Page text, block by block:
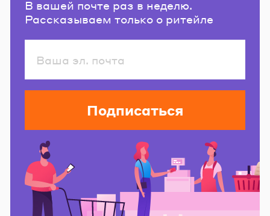
В вашей почте раз в неделю.
Рассказываем только о ритейле
Подписаться